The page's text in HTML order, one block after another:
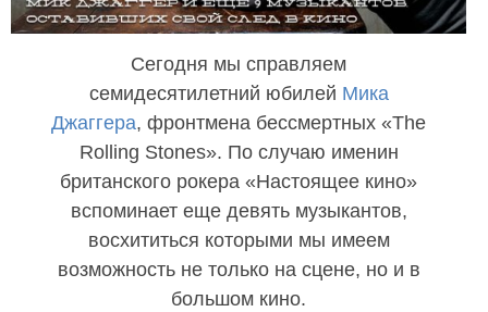
Сегодня мы справляем
семидесятилетний юбилей Мика
Джаггера, фронтмена бессмертных «The
Rolling Stones». По случаю именин
британского рокера «Настоящее кино»
вспоминает еще девять музыкантов,
восхититься которыми мы имеем
возможность не только на сцене, но и в
большом кино.